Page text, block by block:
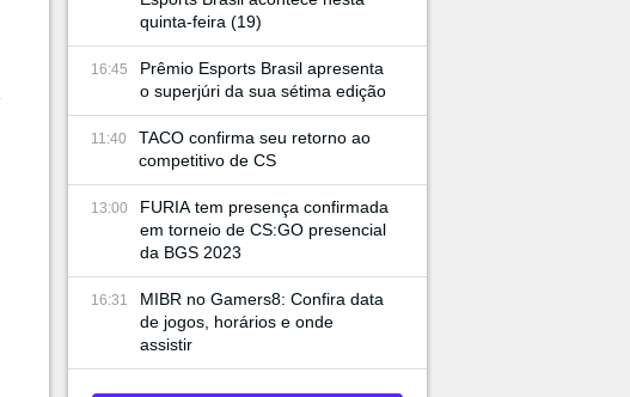
quinta-feira (19)
16:45
Prêmio Esports Brasil apresenta
o superjúri da sua sétima edição
11:40
TACO confirma seu retorno ao
competitivo de CS
13:00
FURIA tem presença confirmada
em torneio de CS:GO presencial
da BGS 2023
16:31
MIBR no Gamers8: Confira data
de jogos, horários e onde
assistir